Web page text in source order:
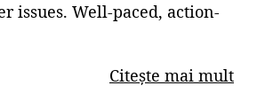
issues. Well-paced, action-
Citește mai mult